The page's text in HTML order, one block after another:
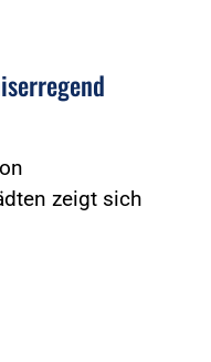
zeigt sich